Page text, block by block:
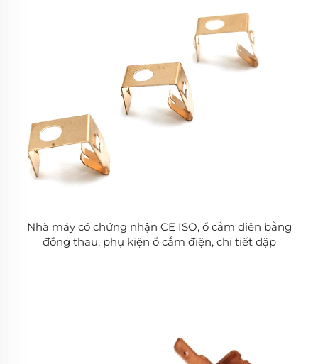
Nhà máy có chứng nhận CE ISO, ổ cắm điện bằng
đồng thau, phụ kiện ổ cắm điện, chi tiết dập